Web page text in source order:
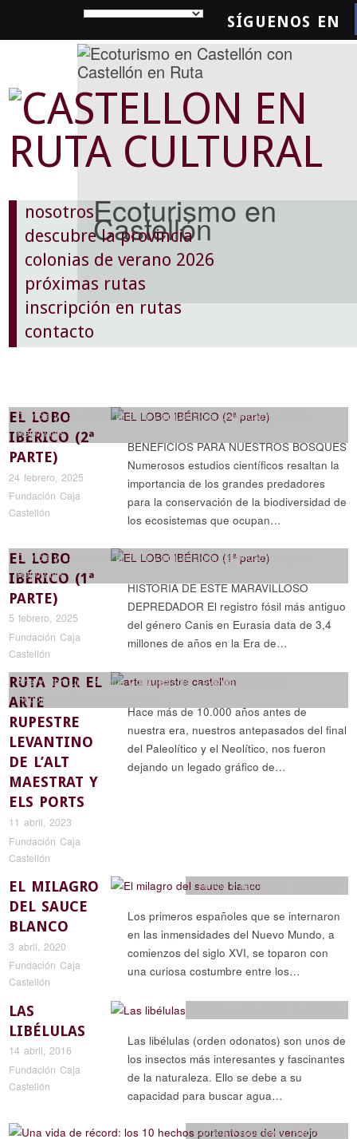
SÍGUENOS EN
Ecoturismo en
Castellón
nosotros
descubre la provincia
colonias de verano 2026
próximas rutas
inscripción en rutas
contacto
EL LOBO
IBÉRICO (2ª
PARTE)
24 febrero, 2025
Fundación Caja
Castellón
Ciencia y naturaleza ,Historia y arqueología, Leyendas y religión
Reportajes
BENEFICIOS PARA NUESTROS BOSQUES
Numerosos estudios científicos resaltan la
importancia de los grandes predadores
para la conservación de la biodiversidad de
los ecosistemas que ocupan…
EL LOBO
IBÉRICO (1ª
PARTE)
5 febrero, 2025
Fundación Caja
Castellón
Ciencia y naturaleza ,Historia y arqueología, Leyendas y religión
Reportajes
HISTORIA DE ESTE MARAVILLOSO
DEPREDADOR El registro fósil más antiguo
del género Canis en Eurasia data de 3,4
millones de años en la Era de…
RUTA POR EL
ARTE
RUPESTRE
LEVANTINO
DE L’ALT
MAESTRAT Y
ELS PORTS
11 abril, 2023
Fundación Caja
Castellón
Arte y literatura ,Historia y arqueología ,Leyendas y religión
Reportajes
Hace más de 10.000 años antes de
nuestra era, nuestros antepasados del final
del Paleolítico y el Neolítico, nos fueron
dejando un legado gráfico de…
EL MILAGRO
DEL SAUCE
BLANCO
3 abril, 2020
Fundación Caja
Castellón
Ciencia y naturaleza
Los primeros españoles que se internaron
en las inmensidades del Nuevo Mundo, a
comienzos del siglo XVI, se toparon con
una curiosa costumbre entre los…
LAS
LIBÉLULAS
14 abril, 2016
Fundación Caja
Castellón
Las libélulas (orden odonatos) son unos de
los insectos más interesantes y fascinantes
de la naturaleza. Ello se debe a su
capacidad para buscar agua…
Ciencia y naturaleza,Reportajes